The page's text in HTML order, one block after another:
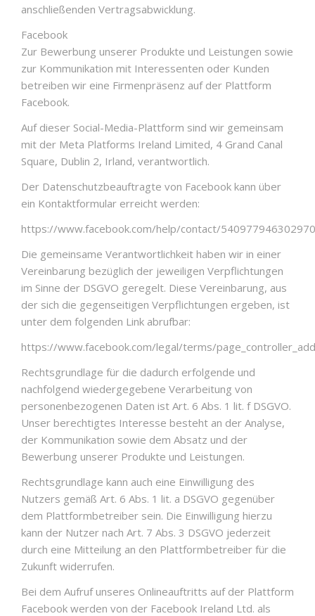
anschließenden Vertragsabwicklung.
Facebook
Zur Bewerbung unserer Produkte und Leistungen sowie
zur Kommunikation mit Interessenten oder Kunden
betreiben wir eine Firmenpräsenz auf der Plattform
Facebook.
Auf dieser Social-Media-Plattform sind wir gemeinsam
mit der Meta Platforms Ireland Limited, 4 Grand Canal
Square, Dublin 2, Irland, verantwortlich.
Der Datenschutzbeauftragte von Facebook kann über
ein Kontaktformular erreicht werden:
https://www.facebook.com/help/contact/540977946302970
Die gemeinsame Verantwortlichkeit haben wir in einer
Vereinbarung bezüglich der jeweiligen Verpflichtungen
im Sinne der DSGVO geregelt. Diese Vereinbarung, aus
der sich die gegenseitigen Verpflichtungen ergeben, ist
unter dem folgenden Link abrufbar:
https://www.facebook.com/legal/terms/
Rechtsgrundlage für die dadurch erfolgende und
nachfolgend wiedergegebene Verarbeitung von
personenbezogenen Daten ist Art. 6 Abs. 1 lit. f DSGVO.
Unser berechtigtes Interesse besteht an der Analyse,
der Kommunikation sowie dem Absatz und der
Bewerbung unserer Produkte und Leistungen.
Rechtsgrundlage kann auch eine Einwilligung des
Nutzers gemäß Art. 6 Abs. 1 lit. a DSGVO gegenüber
dem Plattformbetreiber sein. Die Einwilligung hierzu
kann der Nutzer nach Art. 7 Abs. 3 DSGVO jederzeit
durch eine Mitteilung an den Plattformbetreiber für die
Zukunft widerrufen.
Bei dem Aufruf unseres Onlineauftritts auf der Plattform
Facebook werden von der Facebook Ireland Ltd. als